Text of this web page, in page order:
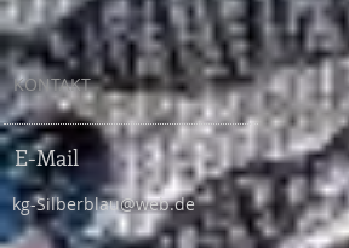
KONTAKT
kg-Silberblau@web.de
E-Mail